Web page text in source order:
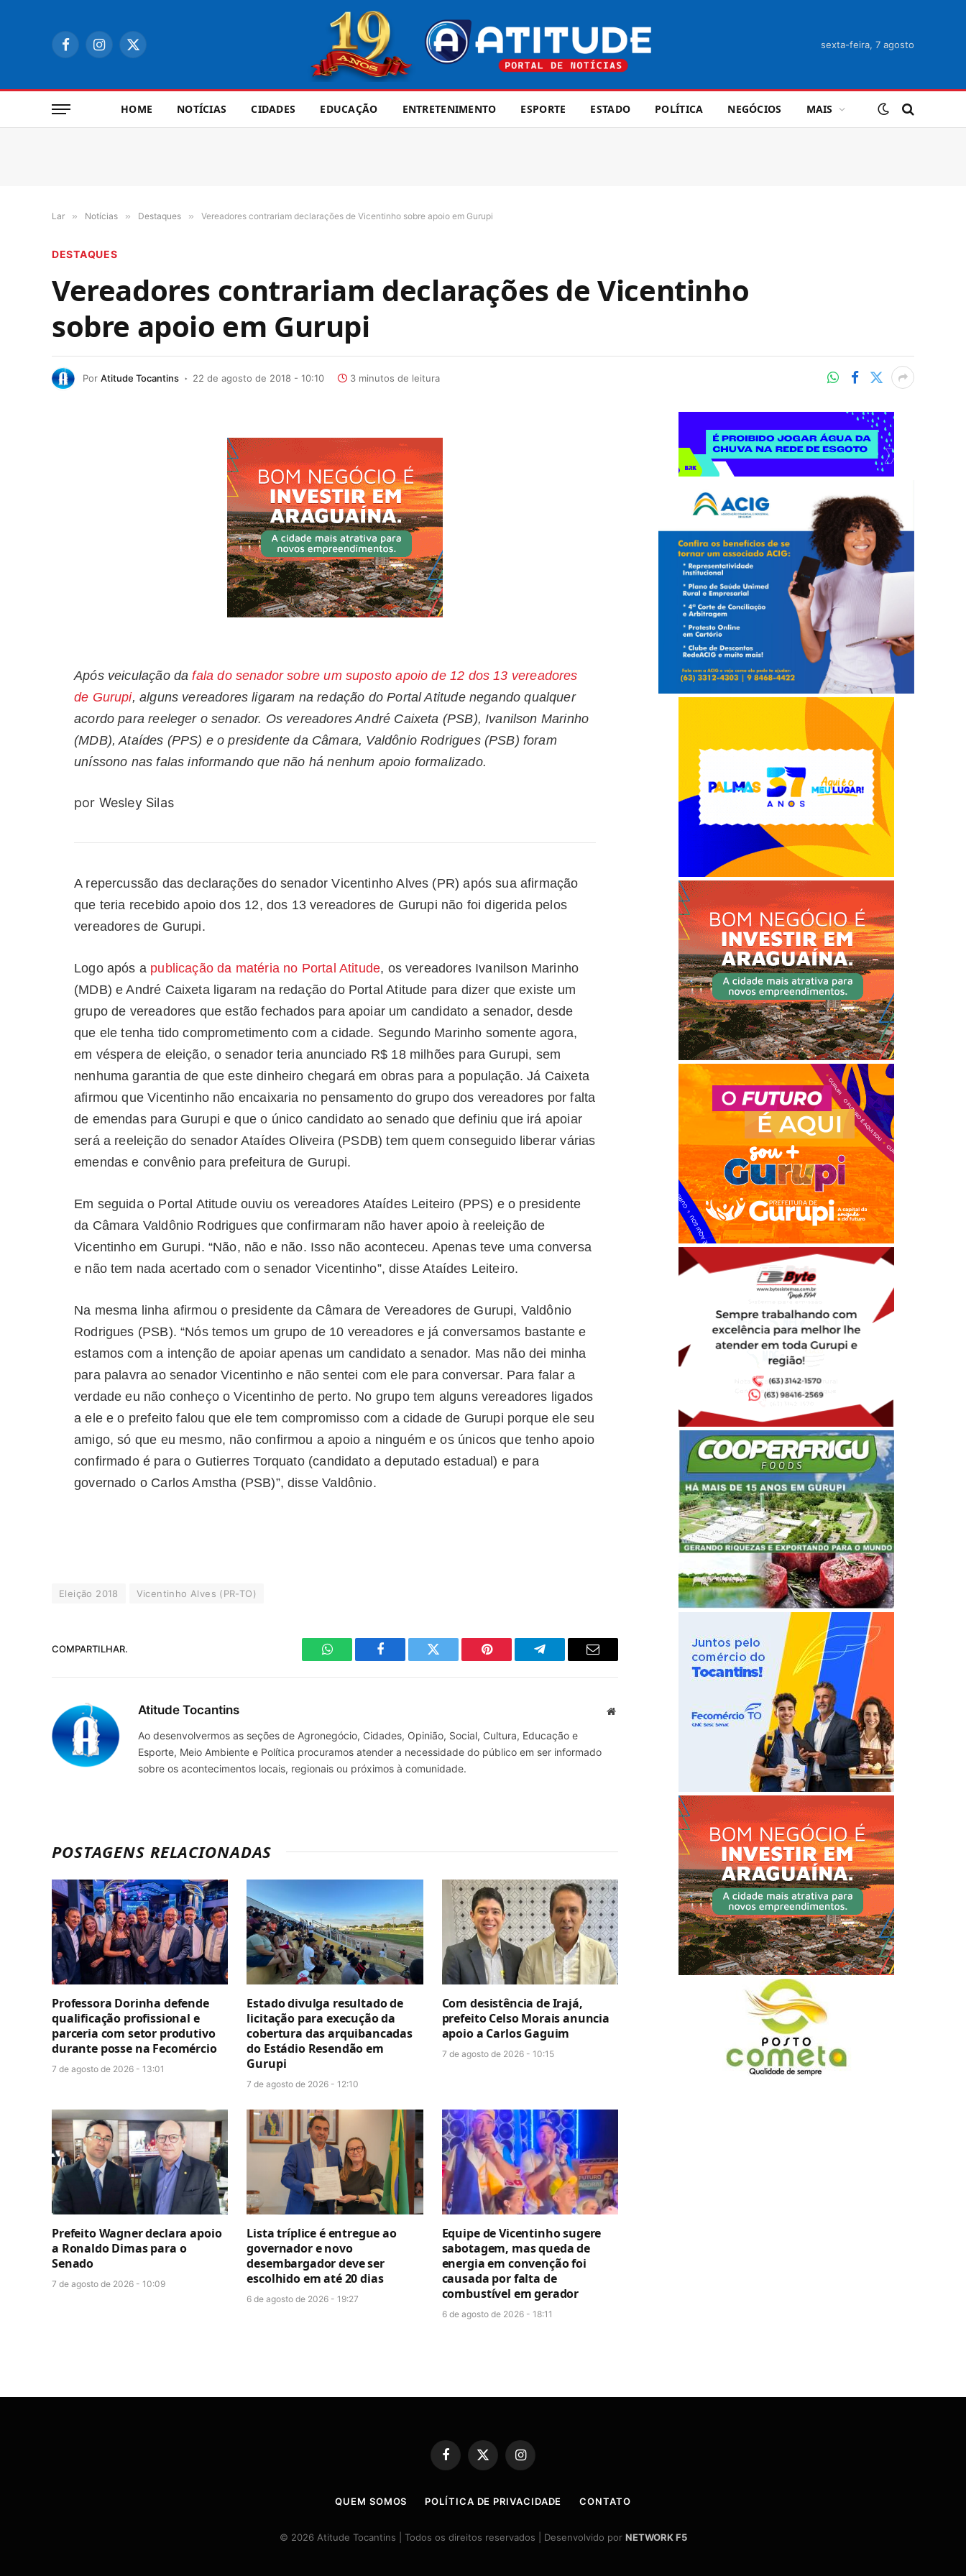
FacebookInstagram
X
sexta-feira, 7 agosto
HOME NOTÍCIAS CIDADES EDUCAÇÃO ENTRETENIMENTO ESPORTE ESTADO POLÍTICA NEGÓCIOS MAIS
Lar » Notícias » Destaques » Vereadores contrariam declarações de Vicentinho sobre apoio em Gurupi
DESTAQUES
Vereadores contrariam declarações de Vicentinho
sobre apoio em Gurupi
Por Atitude Tocantins 22 de agosto de 2018 - 10:10 3 minutos de leitura
Após veiculação dafala do senador sobre um suposto apoio de 12 dos 13 vereadores
de Gurupi, alguns vereadores ligaram na redação do Portal Atitude negando qualquer
acordo para reeleger o senador. Os vereadores André Caixeta (PSB), Ivanilson Marinho
(MDB), Ataídes (PPS) e o presidente da Câmara, Valdônio Rodrigues (PSB) foram
uníssono nas falas informando que não há nenhum apoio formalizado.
por Wesley Silas
A repercussão das declarações do senador Vicentinho Alves (PR) após sua afirmação
que teria recebido apoio dos 12, dos 13 vereadores de Gurupi não foi digerida pelos
vereadores de Gurupi.
Logo após a publicação da matéria no Portal Atitude, os vereadores Ivanilson Marinho
(MDB) e André Caixeta ligaram na redação do Portal Atitude para dizer que existe um
grupo de vereadores que estão fechados para apoiar um candidato a senador, desde
que ele tenha tido comprometimento com a cidade. Segundo Marinho somente agora,
em véspera de eleição, o senador teria anunciado R$ 18 milhões para Gurupi, sem
nenhuma garantia de que este dinheiro chegará em obras para a população. Já Caixeta
afirmou que Vicentinho não encaixaria no pensamento do grupo dos vereadores por falta
de emendas para Gurupi e que o único candidato ao senado que definiu que irá apoiar
será a reeleição do senador Ataídes Oliveira (PSDB) tem quem conseguido liberar várias
emendas e convênio para prefeitura de Gurupi.
Em seguida o Portal Atitude ouviu os vereadores Ataídes Leiteiro (PPS) e o presidente
da Câmara Valdônio Rodrigues que confirmaram não haver apoio à reeleição de
Vicentinho em Gurupi. “Não, não e não. Isso não aconteceu. Apenas teve uma conversa
e não tem nada acertado com o senador Vicentinho”, disse Ataídes Leiteiro.
Na mesma linha afirmou o presidente da Câmara de Vereadores de Gurupi, Valdônio
Rodrigues (PSB). “Nós temos um grupo de 10 vereadores e já conversamos bastante e
estamos com a intenção de apoiar apenas um candidato a senador. Mas não dei minha
para palavra ao senador Vicentinho e não sentei com ele para conversar. Para falar a
verdade eu não conheço o Vicentinho de perto. No grupo tem alguns vereadores ligados
a ele e o prefeito falou que ele tem compromisso com a cidade de Gurupi porque ele seu
amigo, só que eu mesmo, não confirmou a apoio a ninguém e os únicos que tenho apoio
confirmado é para o Gutierres Torquato (candidato a deputado estadual) e para
governado o Carlos Amstha (PSB)”, disse Valdônio.
Eleição 2018 Vicentinho Alves (PR-TO)
COMPARTILHAR.
WhatsAppFacebook Twitter Pinterest TelegramaE-
Atitude Tocantins Site
Ao desenvolvermos as seções de Agronegócio, Cidades, Opinião, Social, Cultura, Educação e
Esporte, Meio Ambiente e Política procuramos atender a necessidade do público em ser informado
sobre os acontecimentos locais, regionais ou próximos à comunidade.
POSTAGENS RELACIONADAS
Professora Dorinha defende
qualificação profissional e
parceria com setor produtivo
durante posse na Fecomércio
7 de agosto de 2026 - 13:01
Estado divulga resultado de
licitação para execução da
cobertura das arquibancadas
do Estádio Resendão em
Gurupi
7 de agosto de 2026 - 12:10
Com desistência de Irajá,
prefeito Celso Morais anuncia
apoio a Carlos Gaguim
7 de agosto de 2026 - 10:15
Prefeito Wagner declara apoio
a Ronaldo Dimas para o
Senado
7 de agosto de 2026 - 10:09
Lista tríplice é entregue ao
governador e novo
desembargador deve ser
escolhido em até 20 dias
6 de agosto de 2026 - 19:27
Equipe de Vicentinho sugere
sabotagem, mas queda de
energia em convenção foi
causada por falta de
combustível em gerador
6 de agosto de 2026 - 18:11
Facebook
X
(Twitter)
Instagram
QUEM SOMOS POLÍTICA DE PRIVACIDADE CONTATO
© 2026 Atitude Tocantins | Todos os direitos reservados | Desenvolvido por NETWORK F5